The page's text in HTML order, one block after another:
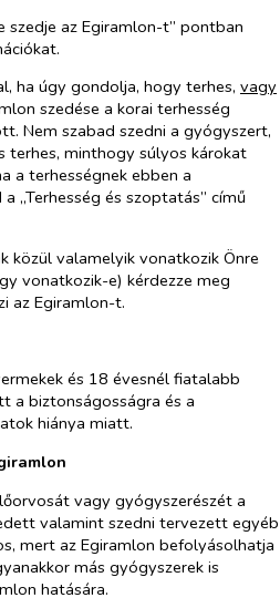
szedje az Egiramlon-t” pontban
ha úgy gondolja, hogy terhes, vagy
szedése a korai terhesség
Nem szabad szedni a gyógyszert,
terhes, minthogy súlyos károkat
a terhességnek ebben a
„Terhesség és szoptatás” című
közül valamelyik vonatkozik Önre
vonatkozik-e) kérdezze meg
az Egiramlon-t.
és 18 évesnél fiatalabb
a biztonságosságra és a
hiánya miatt.
vagy gyógyszerészét a
valamint szedni tervezett egyéb
mert az Egiramlon befolyásolhatja
más gyógyszerek is
hatására.